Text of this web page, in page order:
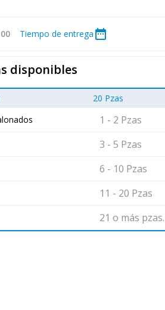
Tiempo de entrega date_range
disponibles
20 Pzas
1 - 2 Pzas
3 - 5 Pzas
6 - 10 Pzas
11 - 20 Pzas
21 o más pzas.